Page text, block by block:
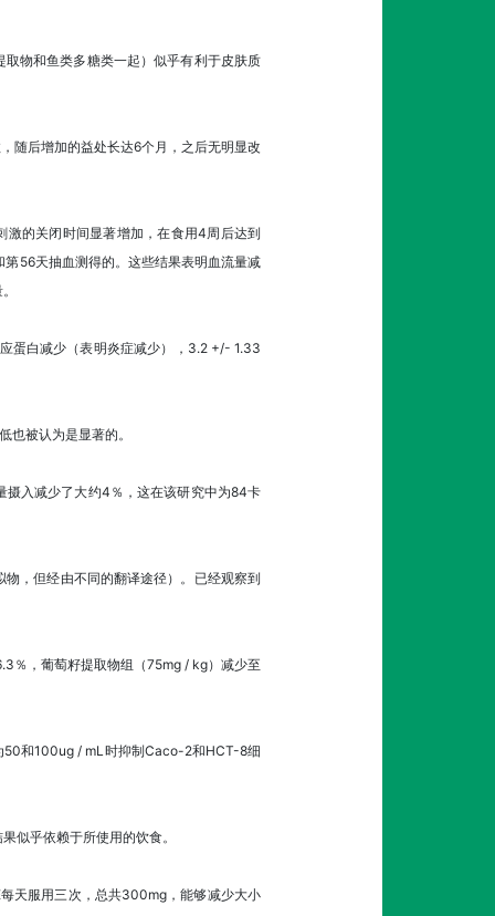
物和鱼类多糖类一起）似乎有利于皮肤质
随后增加的益处长达6个月，之后无明显改
的关闭时间显著增加，在食用4周后达到
56天抽血测得的。这些结果表明血流量减
蛋白减少（表明炎症减少），3.2 +/- 1.33
被认为是显著的。
摄入减少了大约4％，这在该研究中为84卡
，但经由不同的翻译途径）。已经观察到
％，葡萄籽提取物组（75mg / kg）减少至
50和100ug / mL时抑制Caco-2和HCT-8细
似乎依赖于所使用的饮食。
天服用三次，总共300mg，能够减少大小